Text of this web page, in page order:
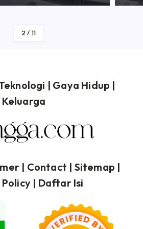
3/11
| Gaya Hidup |
Keluarga
| Contact | Sitemap |
| Daftar Isi